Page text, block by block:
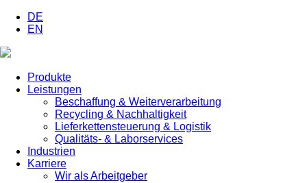
DE
EN
Produkte
Leistungen
Beschaffung & Weiterverarbeitung
Recycling & Nachhaltigkeit
Lieferkettensteuerung & Logistik
Qualitäts- & Laborservices
Industrien
Karriere
Wir als Arbeitgeber